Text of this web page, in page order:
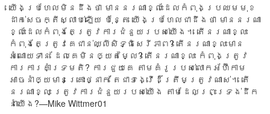
យើង​ប្រហែល​មិន​ដឹង​ថា មាន​នរណា​ខ្លះ​ដែល​កំពុង​ប្រឈម​មុខ​
ដាក់​សេចក្តី​ស្លាប់​ឡើយ ប៉ុន្តែ យើង​ប្រហែល​ជា​ដឹង​ថា មាន​នរណា​
ខ្លះ​ដែល​កំពុង​តែ​ត្រូវ​ការ​ជំនួយ​របស់​យើង។ តើ​នរណា​ខ្លះ​
កំពុង​តែ​ត្រូវ​គេ​ជាន់​ឈ្លី​សិទ្ធិ​សេរីភាព? តើ​នរណា​ខ្លះ​មាន​
អំណោយ​ទាន ដែល​គេ​មិន​ឲ្យ​តម្លៃ? តើ​នរណា​ខ្លះ កំពុង​ត្រូវ​
ការ​ការ​គាំទ្រ​មតិ? ការ​ជួយ​គេ តាម​គំរូ​របស់​លោក​អ័ហ៊ីកាម
អាច​នាំ​ឲ្យ​មាន​គ្រោះ​ថ្នាក់ តែ​ជា​ទង្វើ​ដ៏​ត្រឹម​ត្រូវ​ណាស់។ តើ​
នរណា​ខ្លះ ត្រូវ​ការ​ជំនួយ​របស់​យើង តាម​ដែល​ព្រះ​ទ្រង់​ដឹក​
នាំ​យើង?—Mike Wittmer01